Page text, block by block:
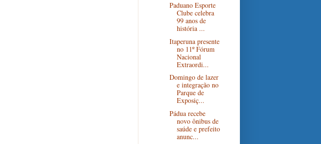
Paduano Esporte
Clube celebra
99 anos de
história ...
Itaperuna presente
no 11º Fórum
Nacional
Extraordi...
Domingo de lazer
e integração no
Parque de
Exposiç...
Pádua recebe
novo ônibus de
saúde e prefeito
anunc...